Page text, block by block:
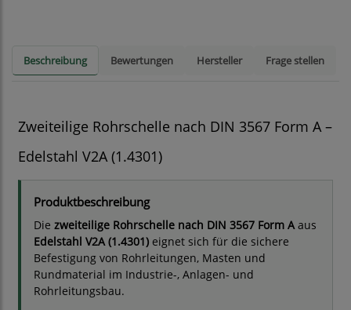
Beschreibung Bewertungen Hersteller Frage stellen
Zweiteilige Rohrschelle nach DIN 3567 Form A –
Edelstahl V2A (1.4301)
Produktbeschreibung
Die zweiteilige Rohrschelle nach DIN 3567 Form Aaus
Edelstahl V2A (1.4301) eignet sich für die sichere
Befestigung von Rohrleitungen, Masten und
Rundmaterial im Industrie-, Anlagen- und
Rohrleitungsbau.